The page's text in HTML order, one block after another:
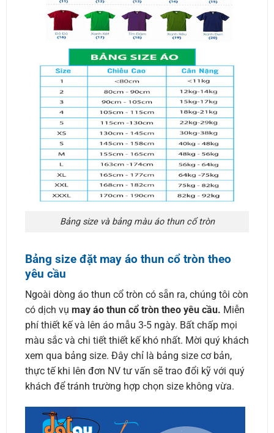
Bảng size và bảng màu áo thun cổ tròn
Bảng size đặt may áo thun cổ tròn theo
yêu cầu
Ngoài dòng áo thun cổ tròn có sẵn ra, chúng tôi còn
có dịch vụ may áo thun cổ tròn theo yêu cầu. Miễn
phí thiết kế và lên áo mẫu 3-5 ngày. Bất chấp mọi
màu sắc và chi tiết thiết kế khó nhất. Mời quý khách
xem qua bảng size. Đây chỉ là bảng size cơ bản,
thực tế khi lên đơn NV tư vấn sẽ trao đổi kỹ với quý
khách để tránh trường hợp chọn size không vừa.